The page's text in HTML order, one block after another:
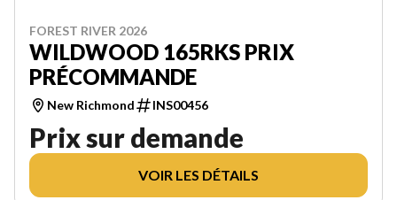
FOREST RIVER 2026
WILDWOOD 165RKS PRIX
PRÉCOMMANDE
New Richmond INS00456
Prix sur demande
VOIR LES DÉTAILS